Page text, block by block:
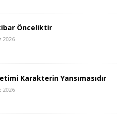
Önceliktir
2026
Karakterin Yansımasıdır
2026